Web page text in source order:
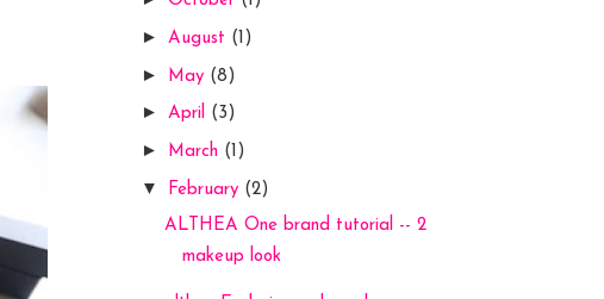
► August (1)
► May (8)
► April (3)
► March (1)
▼ February (2)
ALTHEA One brand tutorial -- 2
makeup look